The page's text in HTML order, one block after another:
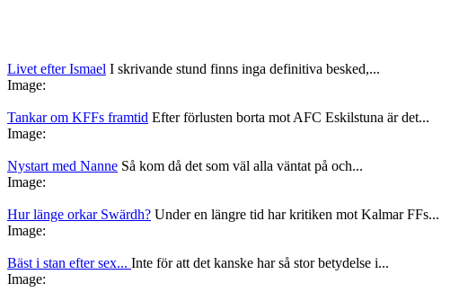
Livet efter Ismael I skrivande stund finns inga definitiva besked,...
Image:
Tankar om KFFs framtid Efter förlusten borta mot AFC Eskilstuna är det...
Image:
Nystart med Nanne Så kom då det som väl alla väntat på och...
Image:
Hur länge orkar Swärdh? Under en längre tid har kritiken mot Kalmar FFs...
Image:
Bäst i stan efter sex... Inte för att det kanske har så stor betydelse i...
Image: